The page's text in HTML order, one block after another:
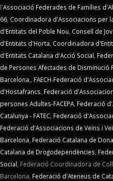
l'Associació Federades de Famílies
66, Coordinadora d'Associacions per
d'Entitats del Poble Nou, Consell de
d'Entitats d'Horta, Coordinadora
d'Entitats Catalana d'Acció Social,
de Persones Afectades de Disminució
Barcelona,, FAECH-Federació
d'Hostafrancs, Federació
persones Adultes-FACEPA, Federació
Catalunya - FATEC, Federació
Federació d'Associacions de Veïns i
Barcelona, Federació Catalana de
Catalana de Drogodependències,
Social, Federació Coordinadora de
Barcelona, Federació d'Ateneus de